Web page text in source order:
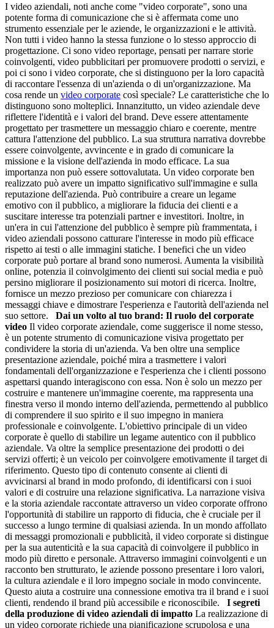
I video aziendali, noti anche come "video corporate", sono una
potente forma di comunicazione che si è affermata come uno
strumento essenziale per le aziende, le organizzazioni e le attività.
Non tutti i video hanno la stessa funzione o lo stesso approccio di
progettazione. Ci sono video reportage, pensati per narrare storie
coinvolgenti, video pubblicitari per promuovere prodotti o servizi, e
poi ci sono i video corporate, che si distinguono per la loro capacità
di raccontare l'essenza di un'azienda o di un'organizzazione. Ma
cosa rende un video corporate così speciale? Le caratteristiche che lo
distinguono sono molteplici. Innanzitutto, un video aziendale deve
riflettere l'identità e i valori del brand. Deve essere attentamente
progettato per trasmettere un messaggio chiaro e coerente, mentre
cattura l'attenzione del pubblico. La sua struttura narrativa dovrebbe
essere coinvolgente, avvincente e in grado di comunicare la
missione e la visione dell'azienda in modo efficace. La sua
importanza non può essere sottovalutata. Un video corporate ben
realizzato può avere un impatto significativo sull'immagine e sulla
reputazione dell'azienda. Può contribuire a creare un legame
emotivo con il pubblico, a migliorare la fiducia dei clienti e a
suscitare interesse tra potenziali partner e investitori. Inoltre, in
un'era in cui l'attenzione del pubblico è sempre più frammentata, i
video aziendali possono catturare l'interesse in modo più efficace
rispetto ai testi o alle immagini statiche. I benefici che un video
corporate può portare al brand sono numerosi. Aumenta la visibilità
online, potenzia il coinvolgimento dei clienti sui social media e può
persino migliorare il posizionamento sui motori di ricerca. Inoltre,
fornisce un mezzo prezioso per comunicare con chiarezza i
messaggi chiave e dimostrare l'esperienza e l'autorità dell'azienda nel
suo settore. Dai un volto al tuo brand: Il ruolo del corporate
video Il video corporate aziendale, come suggerisce il nome stesso,
è un potente strumento di comunicazione visiva progettato per
condividere la storia di un'azienda. Va ben oltre una semplice
presentazione aziendale, poiché mira a trasmettere i valori
fondamentali dell'organizzazione e l'esperienza che i clienti possono
aspettarsi quando interagiscono con essa. Non è solo un mezzo per
costruire e mantenere un'immagine coerente, ma rappresenta una
finestra verso il mondo interno dell'azienda, permettendo al pubblico
di comprendere il suo spirito e il suo impegno in maniera
professionale e coinvolgente. L'obiettivo principale di un video
corporate è quello di stabilire un legame autentico con il pubblico
aziendale. Va oltre la semplice presentazione dei prodotti o dei
servizi offerti; è un veicolo per coinvolgere emotivamente il target di
riferimento. Questo tipo di contenuto consente ai clienti di
avvicinarsi al brand in modo profondo, di identificarsi con i suoi
valori e di costruire una relazione significativa. La narrazione visiva
e la storia aziendale raccontate attraverso un video corporate offrono
l'opportunità di stabilire un rapporto di fiducia, che è cruciale per il
successo a lungo termine di qualsiasi azienda. In un mondo affollato
di messaggi promozionali e pubblicità, il video corporate si distingue
per la sua autenticità e la sua capacità di coinvolgere il pubblico in
modo più diretto e personale. Attraverso immagini coinvolgenti e un
racconto ben strutturato, le aziende possono presentare i loro valori,
la cultura aziendale e il loro impegno sociale in modo convincente.
Questo aiuta a costruire una connessione emotiva tra il brand e i suoi
clienti, rendendo il brand più accessibile e riconoscibile. I segreti
della produzione di video aziendali di impatto La realizzazione di
un video corporate richiede una pianificazione scrupolosa e una